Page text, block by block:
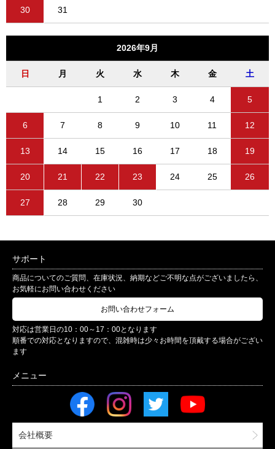
30 31
2026年9月
日 月 火 水 木 金 土
1 2 3 4 5
6 7 8 9 10 11 12
13 14 15 16 17 18 19
20 21 22 23 24 25 26
27 28 29 30
サポート
商品についてのご質問、在庫状況、納期などご不明な点がございましたら、
お気軽にお問い合わせください
お問い合わせフォーム
対応は営業日の10：00～17：00となります
順番での対応となりますので、混雑時は少々お時間を頂戴する場合がござい
ます
会社概要